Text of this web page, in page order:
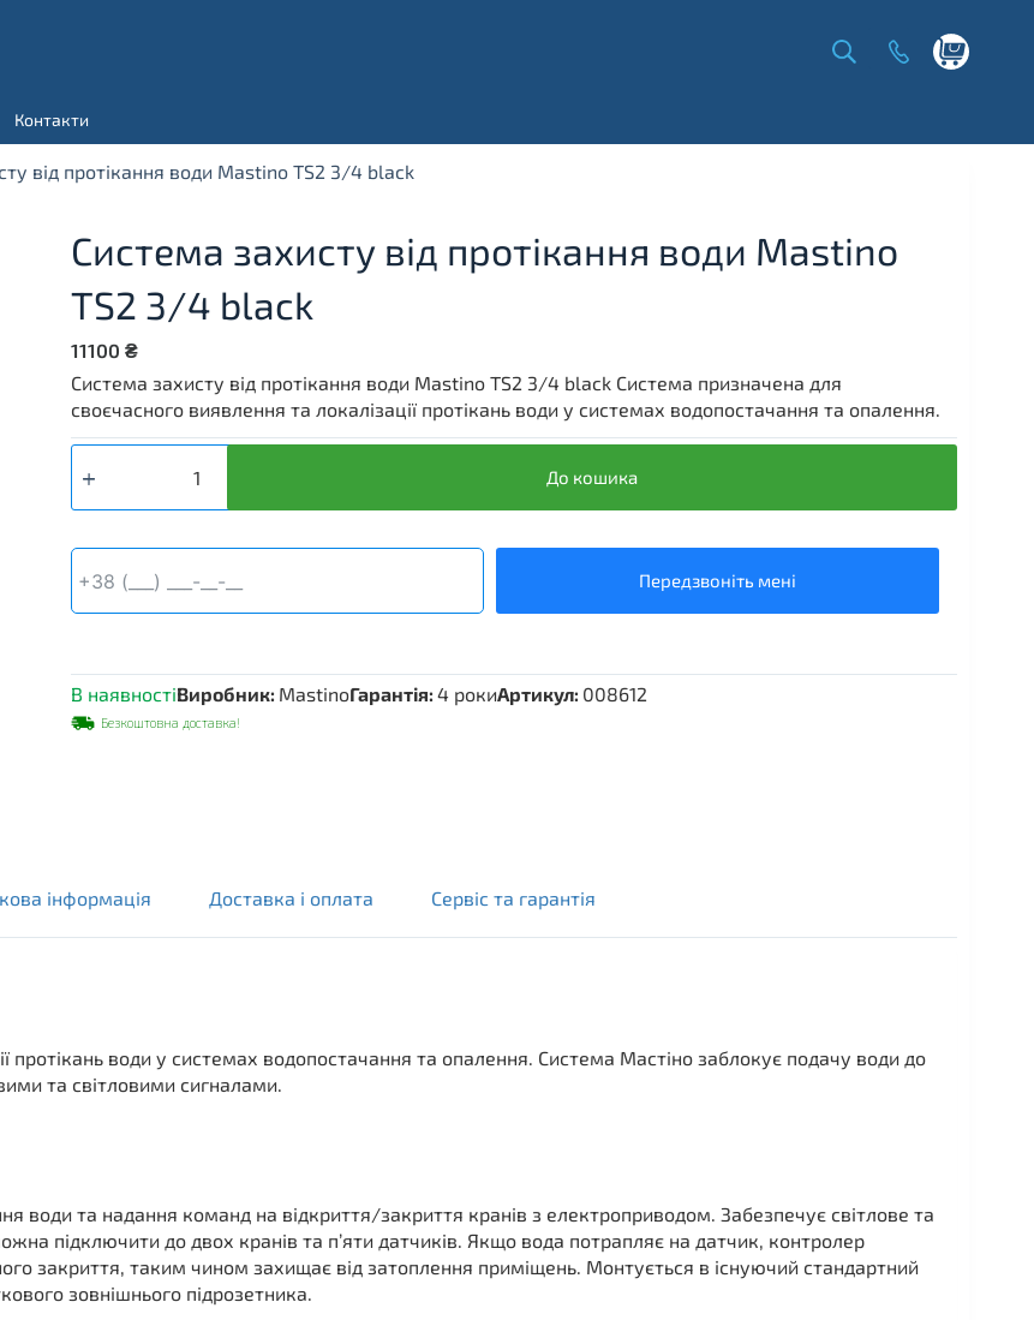
Shopping
Контакти
від протікання води Mastino TS2 3/4 black
Система захисту від протікання води Mastino
TS2 3/4 black
11100₴
Система захисту від протікання води Mastino TS2 3/4 black Система призначена для
своєчасного виявлення та локалізації протікань води у системах водопостачання та опалення.
захисту
від
води
Mastino
TS2
кількість
До кошика
Передзвоніть мені
В наявностіВиробник: MastinoГарантія:4 рокиАртикул: 008612
Безкоштовна доставка!
інформація Доставка і оплата Сервіс та гарантія
протікань води у системах водопостачання та опалення. Система Мастіно заблокує подачу води до
та світловими сигналами.
води та надання команд на відкриття/закриття кранів з електроприводом. Забезпечує світлове та
підключити до двох кранів та п’яти датчиків. Якщо вода потрапляє на датчик, контролер
закриття, таким чином захищає від затоплення приміщень. Монтується в існуючий стандартний
зовнішнього підрозетника.